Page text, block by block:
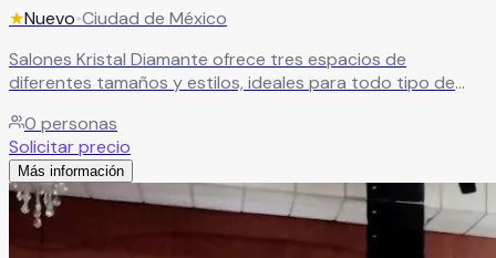
★Nuevo•Ciudad de México
Salones Kristal Diamante ofrece tres espacios de
diferentes tamaños y estilos, ideales para todo tipo de
ubicación, áreas amplias, zona de fumar y
estacionamiento. Además, dispone de paquetes todo
incluido a un excelente costo.
0 personas
Solicitar precio
Más información